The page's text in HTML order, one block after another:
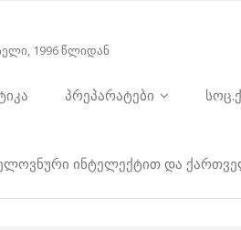
1996 წლიდან
პრეპარატები
ინტელექტით და